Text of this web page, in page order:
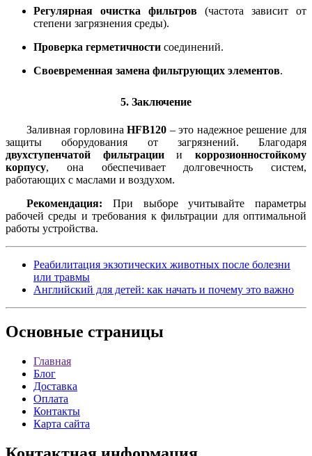
Регулярная очистка фильтров (частота зависит от
степени загрязнения среды).
Проверка герметичности соединений.
Своевременная замена фильтрующих элементов.
5. Заключение
Заливная горловинаHFB120 – это надежное решение для
защиты оборудования от загрязнений. Благодаря
двухступенчатой фильтрацииикоррозионностойкому
корпусу, она обеспечивает долговечность систем,
работающих с маслами и воздухом.
Рекомендация: При выборе учитывайте параметры
рабочей среды и требования к фильтрации для оптимальной
работы устройства.
Реабилитация экзотических животных после болезни
или травмы
Английский для детей: как начать и почему это важно
Основные страницы
Главная
Блог
Доставка
Оплата
Контакты
Карта сайта